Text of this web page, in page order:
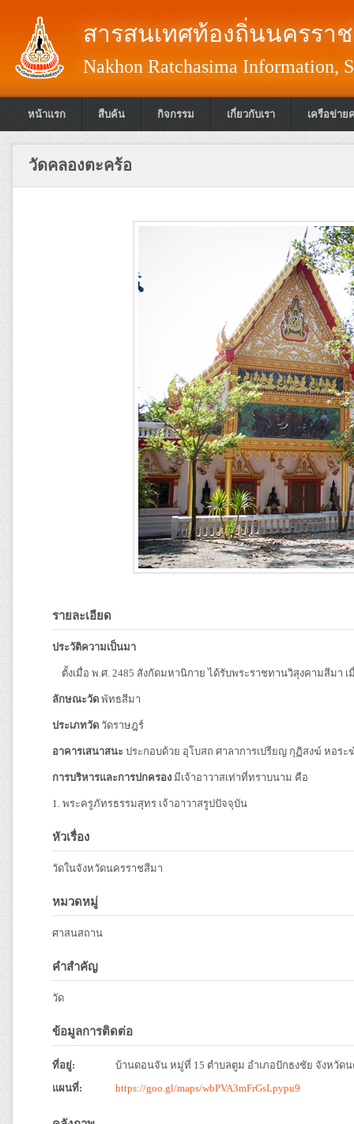
สารสนเทศท้องถิ่นนครรา
Nakhon Ratchasima Information,
หน้าแรก สืบค้น กิจกรรม เกี่ยวกับเรา เครือข่าย
วัดคลองตะคร้อ
รายละเอียด
ประวัติความเป็นมา
ตั้งเมื่อ พ.ศ. 2485 สังกัดมหานิกาย ได้รับพระราชทานวิสุงคามสีมา
ลักษณะวัด พัทธสีมา
ประเภทวัด วัดราษฎร์
อาคารเสนาสนะ ประกอบด้วย อุโบสถ ศาลาการเปรียญ กุฏิสงฆ์ หอร
การบริหารและการปกครอง มีเจ้าอาวาสเท่าที่ทราบนาม คือ
1. พระครูภัทรธรรมสุทร เจ้าอาวาสรูปปัจจุบัน
หัวเรื่อง
วัดในจังหวัดนครราชสีมา
หมวดหมู่
ศาสนสถาน
คำสำคัญ
วัด
ข้อมูลการติดต่อ
ที่อยู่:
บ้านดอนจัน หมู่ที่ 15 ตำบลตูม อำเภอปักธงชัย จังหวัดน
แผนที่:
https://goo.gl/maps/wbPVA3mFrGsLpypu9